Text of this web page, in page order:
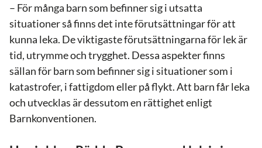
– För många barn som befinner sig i utsatta
situationer så finns det inte förutsättningar för att
kunna leka. De viktigaste förutsättningarna för lek är
tid, utrymme och trygghet. Dessa aspekter finns
sällan för barn som befinner sig i situationer som i
katastrofer, i fattigdom eller på flykt. Att barn får leka
och utvecklas är dessutom en rättighet enligt
Barnkonventionen.